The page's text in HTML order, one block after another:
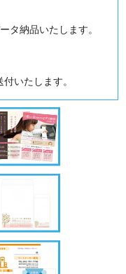
タ納品いたします。
いたします。